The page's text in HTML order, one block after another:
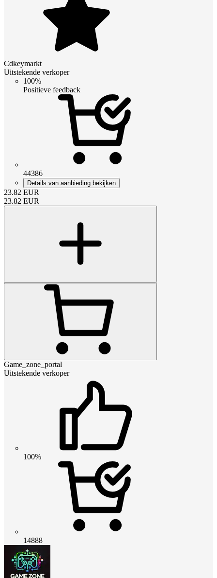
Cdkeymarkt
Uitstekende verkoper
100%
Positieve feedback
44386
Details van aanbieding bekijken
23.82 EUR
23.82 EUR
Game_zone_portal
Uitstekende verkoper
100%
14888